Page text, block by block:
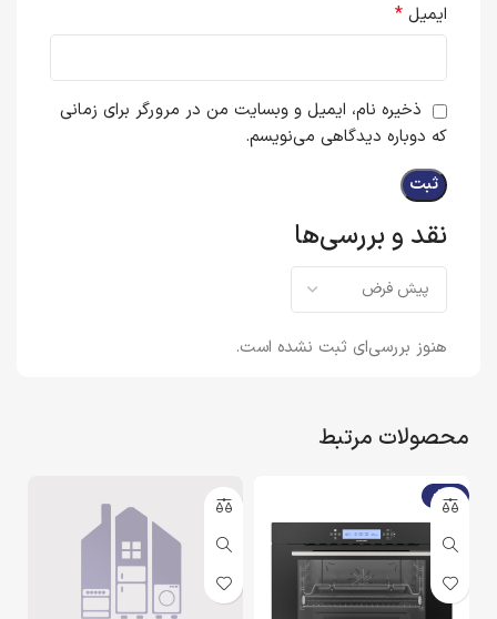
نقد و بررسی‌ها
هنوز بررسی‌ای ثبت نشده است.
ایمیل *
ذخیره نام، ایمیل و وبسایت من در مرورگر برای زمانی
که دوباره دیدگاهی می‌نویسم.
محصولات مرتبط
-15%